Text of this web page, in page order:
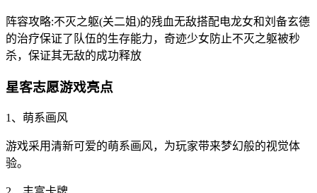
阵容攻略:不灭之躯(关二姐)的残血无敌搭配电龙女和刘备玄德
的治疗保证了队伍的生存能力，奇迹少女防止不灭之躯被秒
杀，保证其无敌的成功释放
星客志愿游戏亮点
1、萌系画风
游戏采用清新可爱的萌系画风，为玩家带来梦幻般的视觉体
验。